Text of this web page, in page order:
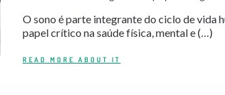
O sono é parte integrante do ciclo de vida
papel crítico na saúde física, mental e (…)
READ MORE ABOUT IT